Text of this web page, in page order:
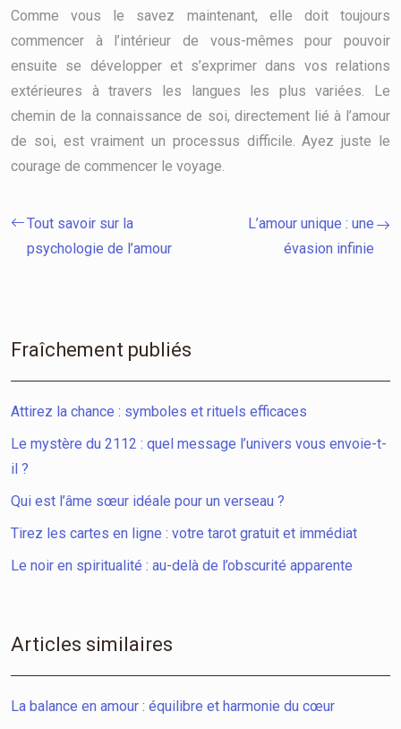
Comme vous le savez maintenant, elle doit toujours
commencer à l’intérieur de vous-mêmes pour pouvoir
ensuite se développer et s’exprimer dans vos relations
extérieures à travers les langues les plus variées. Le
chemin de la connaissance de soi, directement lié à l’amour
de soi, est vraiment un processus difficile. Ayez juste le
courage de commencer le voyage.
Tout savoir sur la
psychologie de l’amour
L’amour unique : une
évasion infinie
Fraîchement publiés
Attirez la chance : symboles et rituels efficaces
Le mystère du 2112 : quel message l’univers vous envoie-t-
il ?
Qui est l’âme sœur idéale pour un verseau ?
Tirez les cartes en ligne : votre tarot gratuit et immédiat
Le noir en spiritualité : au-delà de l’obscurité apparente
Articles similaires
La balance en amour : équilibre et harmonie du cœur